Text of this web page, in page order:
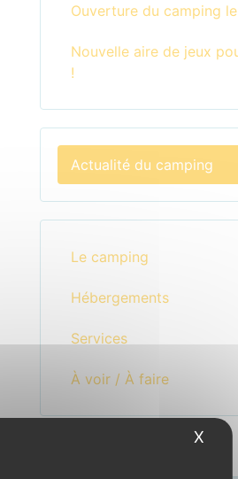
Ouverture du camping
Nouvelle aire de jeux
!
Actualité du camping
Le camping
Hébergements
Services
À voir / À faire
X